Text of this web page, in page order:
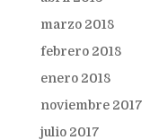
marzo 2018
febrero 2018
enero 2018
noviembre 2017
julio 2017